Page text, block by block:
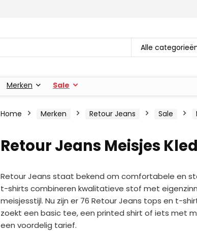
Alle
Merken Sale
Home Merken Retour Jeans Sale
Retour Jeans Meisjes
Retour Jeans staat bekend om comfortabele en
t-shirts combineren kwalitatieve stof met
meisjesstijl. Nu zijn er 76 Retour Jeans tops en t-
zoekt een basic tee, een printed shirt of iets met
een voordelig tarief.